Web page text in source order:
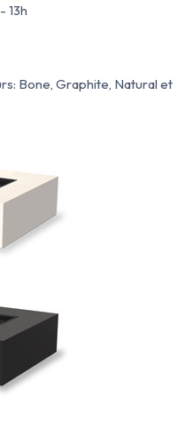
13h
Bone, Graphite, Natural et